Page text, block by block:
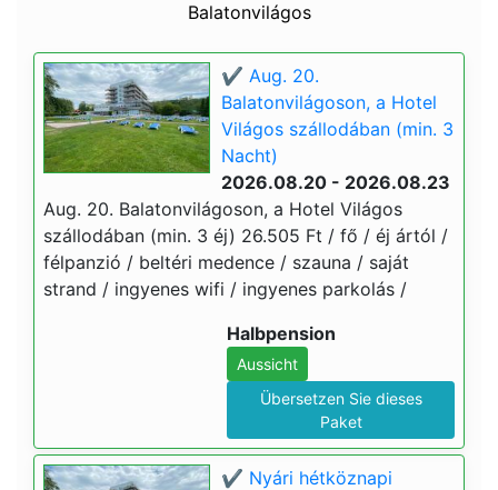
Balatonvilágos
✔️ Aug. 20.
Balatonvilágoson, a Hotel
Világos szállodában (min. 3
Nacht)
2026.08.20 - 2026.08.23
Aug. 20. Balatonvilágoson, a Hotel Világos
szállodában (min. 3 éj) 26.505 Ft / fő / éj ártól /
félpanzió / beltéri medence / szauna / saját
strand / ingyenes wifi / ingyenes parkolás /
Halbpension
Aussicht
Übersetzen Sie dieses
Paket
✔️ Nyári hétköznapi